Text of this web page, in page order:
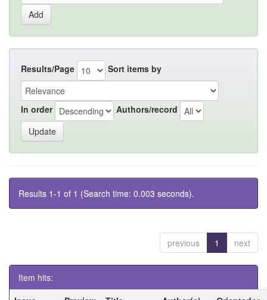
Results/Page Sort items by
In order Authors/record
Results 1-1 of 1 (Search time: 0.003 seconds).
previous 1 next
Item hits: